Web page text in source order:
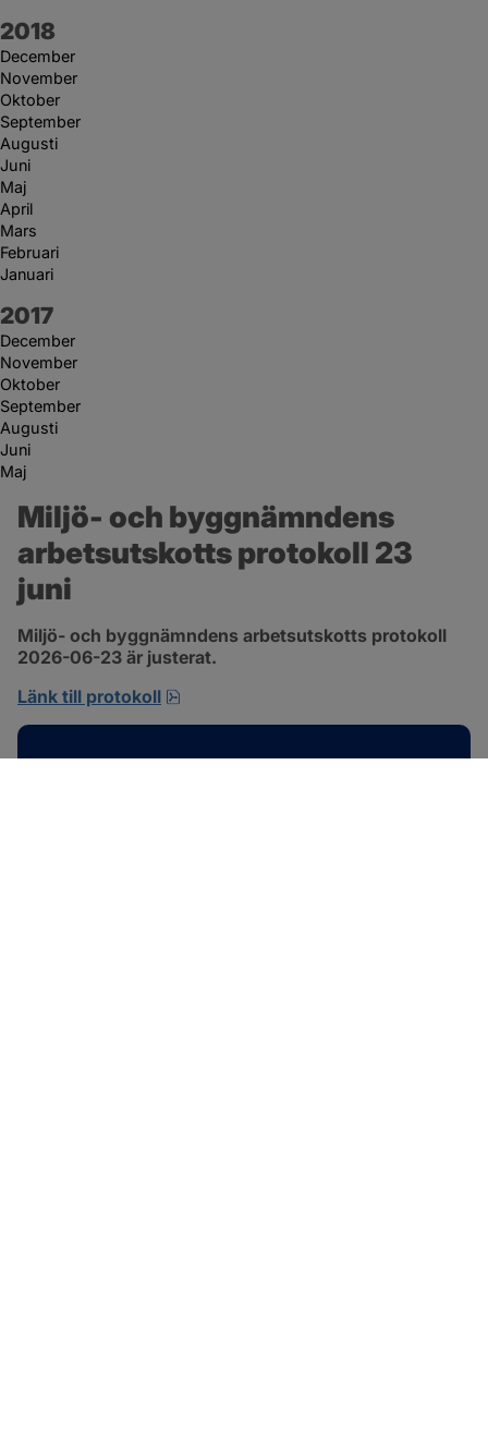
År:
2018
December
November
Oktober
September
Augusti
Juni
Maj
April
Mars
Februari
Januari
År:
2017
December
November
Oktober
September
Augusti
Juni
Maj
Miljö- och byggnämndens
arbetsutskotts protokoll 23
juni
Miljö- och byggnämndens arbetsutskotts protokoll
2026-06-23 är justerat.
Länk till protokoll